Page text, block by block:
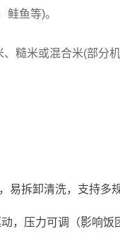
鱼等)。
米或混合米(部分机
易拆卸清洗，支持多
，压力可调（影响饭